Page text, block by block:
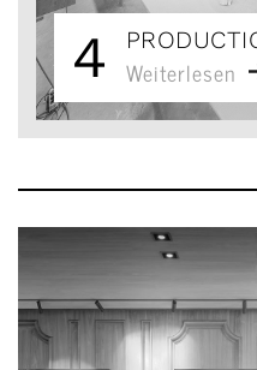
4 Weiterlesen